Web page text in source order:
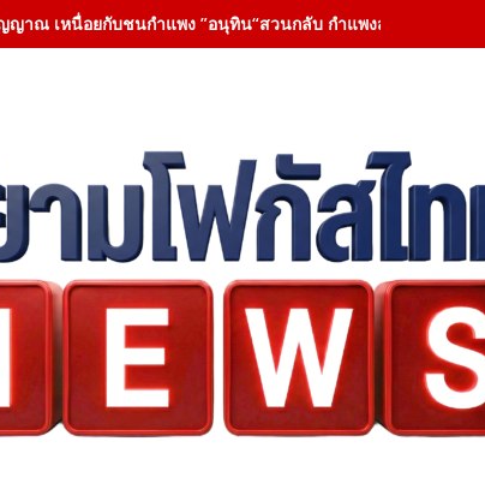
ญาณ เหนื่อยกับชนกำแพง ”อนุทิน“สวนกลับ กำแพงสูงขึ้น หนาขึ้น